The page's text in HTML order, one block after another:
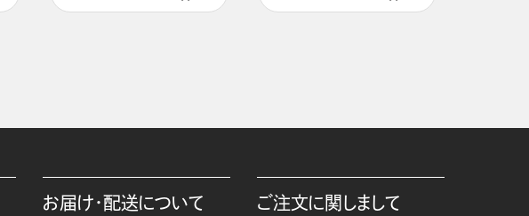
お届け・配送について ご注文に関しまして